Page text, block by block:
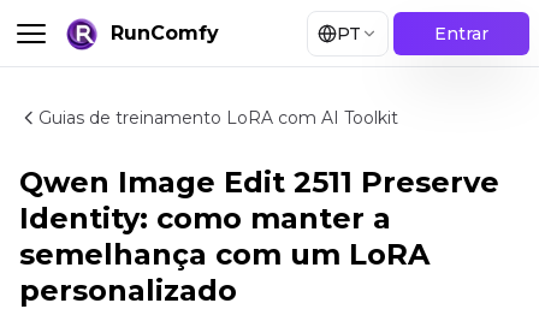
RunComfy PT Entrar
Guias de treinamento LoRA com AI Toolkit
Qwen Image Edit 2511 Preserve
Identity: como manter a
semelhança com um LoRA
personalizado